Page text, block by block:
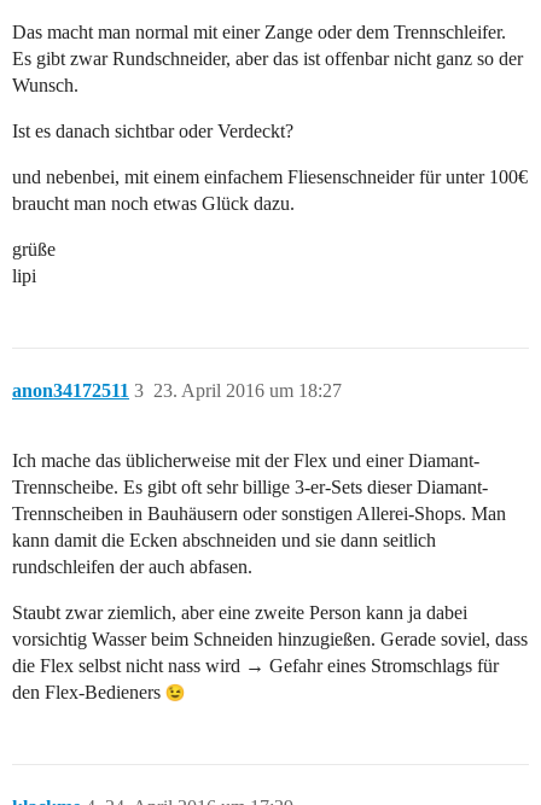
Das macht man normal mit einer Zange oder dem Trennschleifer.
Es gibt zwar Rundschneider, aber das ist offenbar nicht ganz so der
Wunsch.
Ist es danach sichtbar oder Verdeckt?
und nebenbei, mit einem einfachem Fliesenschneider für unter 100€
braucht man noch etwas Glück dazu.
grüße
lipi
anon34172511 23. April 2016 um 18:27
3
Ich mache das üblicherweise mit der Flex und einer Diamant-
Trennscheibe. Es gibt oft sehr billige 3-er-Sets dieser Diamant-
Trennscheiben in Bauhäusern oder sonstigen Allerei-Shops. Man
kann damit die Ecken abschneiden und sie dann seitlich
rundschleifen der auch abfasen.
Staubt zwar ziemlich, aber eine zweite Person kann ja dabei
vorsichtig Wasser beim Schneiden hinzugießen. Gerade soviel, dass
die Flex selbst nicht nass wird → Gefahr eines Stromschlags für
den Flex-Bedieners